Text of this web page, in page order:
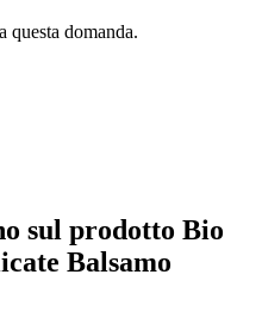
questa domanda.
sul prodotto Bio
Balsamo